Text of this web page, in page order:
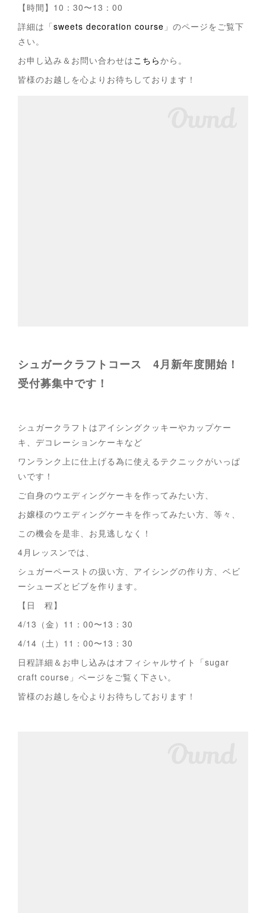
【時間】10：30〜13：00
詳細は「sweets decoration course 」のページをご覧下
さい。
お申し込み＆お問い合わせはこちらから。
皆様のお越しを心よりお待ちしております！
シュガークラフトコース 4月新年度開始！
受付募集中です！
シュガークラフトはアイシングクッキーやカップケー
キ、デコレーションケーキなど
ワンランク上に仕上げる為に使えるテクニックがいっぱ
いです！
ご自身のウエディングケーキを作ってみたい方、
お嬢様のウエディングケーキを作ってみたい方、等々、
この機会を是非、お見逃しなく！
4月レッスンでは、
シュガーペーストの扱い方、アイシングの作り方、ベビ
ーシューズとビブを作ります。
【日 程】
4/13（金）11：00〜13：30
4/14（土）11：00〜13：30
日程詳細＆お申し込みはオフィシャルサイト「sugar
craft course」ページをご覧く下さい。
皆様のお越しを心よりお待ちしております！